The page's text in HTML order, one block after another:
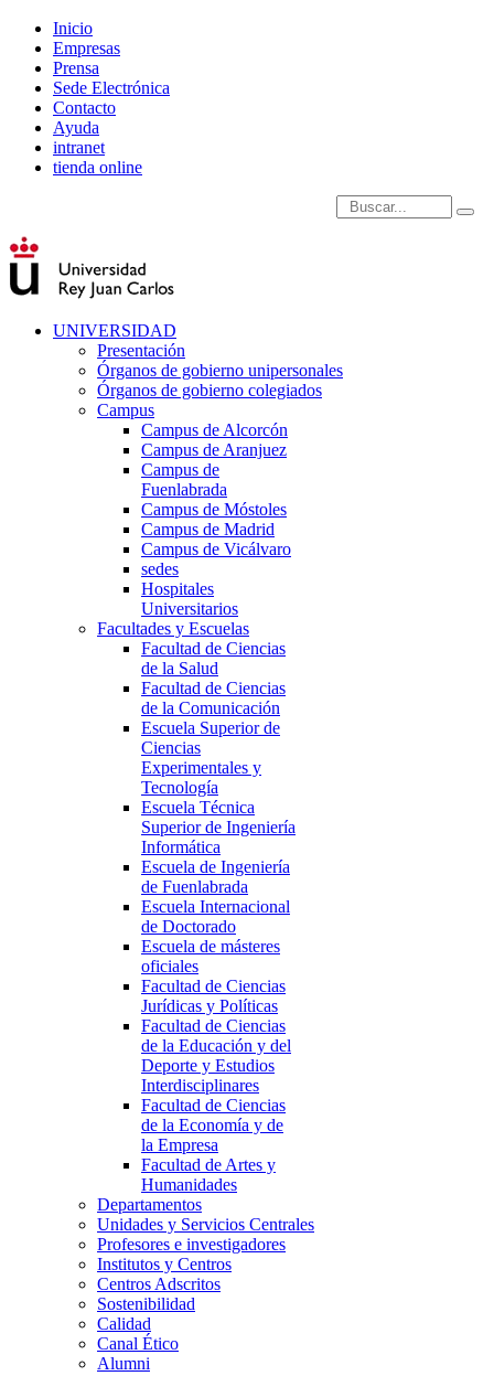
Inicio
Empresas
Prensa
Sede Electrónica
Contacto
Ayuda
intranet
tienda online
Introduce términos de
UNIVERSIDAD
Presentación
Órganos de gobierno unipersonales
Órganos de gobierno colegiados
Campus
Campus de Alcorcón
Campus de Aranjuez
Campus de
Fuenlabrada
Campus de Móstoles
Campus de Madrid
Campus de Vicálvaro
sedes
Hospitales
Universitarios
Facultades y Escuelas
Facultad de Ciencias
de la Salud
Facultad de Ciencias
de la Comunicación
Escuela Superior de
Ciencias
Experimentales y
Tecnología
Escuela Técnica
Superior de Ingeniería
Informática
Escuela de Ingeniería
de Fuenlabrada
Escuela Internacional
de Doctorado
Escuela de másteres
oficiales
Facultad de Ciencias
Jurídicas y Políticas
Facultad de Ciencias
de la Educación y del
Deporte y Estudios
Interdisciplinares
Facultad de Ciencias
de la Economía y de
la Empresa
Facultad de Artes y
Humanidades
Departamentos
Unidades y Servicios Centrales
Profesores e investigadores
Institutos y Centros
Centros Adscritos
Sostenibilidad
Calidad
Canal Ético
Alumni